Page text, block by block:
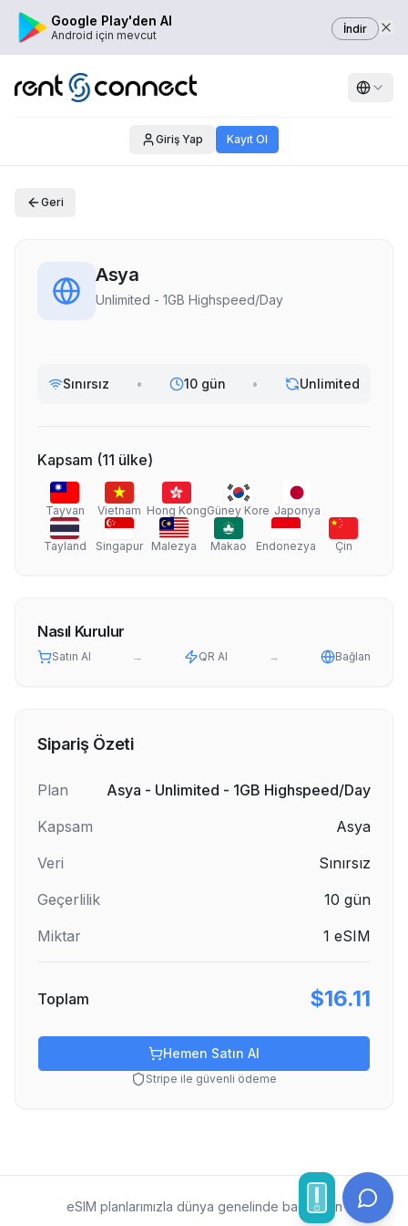
Google Play'den Al
Android için mevcut İndir
Giriş Yap Kayıt Ol
Geri
Asya
Unlimited - 1GB Highspeed/Day
Sınırsız • 10 gün • Unlimited
Kapsam (11 ülke)
Tayvan Vietnam Hong KongGüney Kore Japonya
Tayland Singapur Malezya Makao Endonezya Çin
Nasıl Kurulur
Satın Al → QR Al → Bağlan
Sipariş Özeti
Plan
Asya - Unlimited - 1GB Highspeed/Day
Kapsam
Asya
Veri
Sınırsız
Geçerlilik
10 gün
Miktar
1 eSIM
Toplam $16.11
Hemen Satın Al
Stripe ile güvenli ödeme
eSIM planlarımızla dünya genelinde bağlı kalın